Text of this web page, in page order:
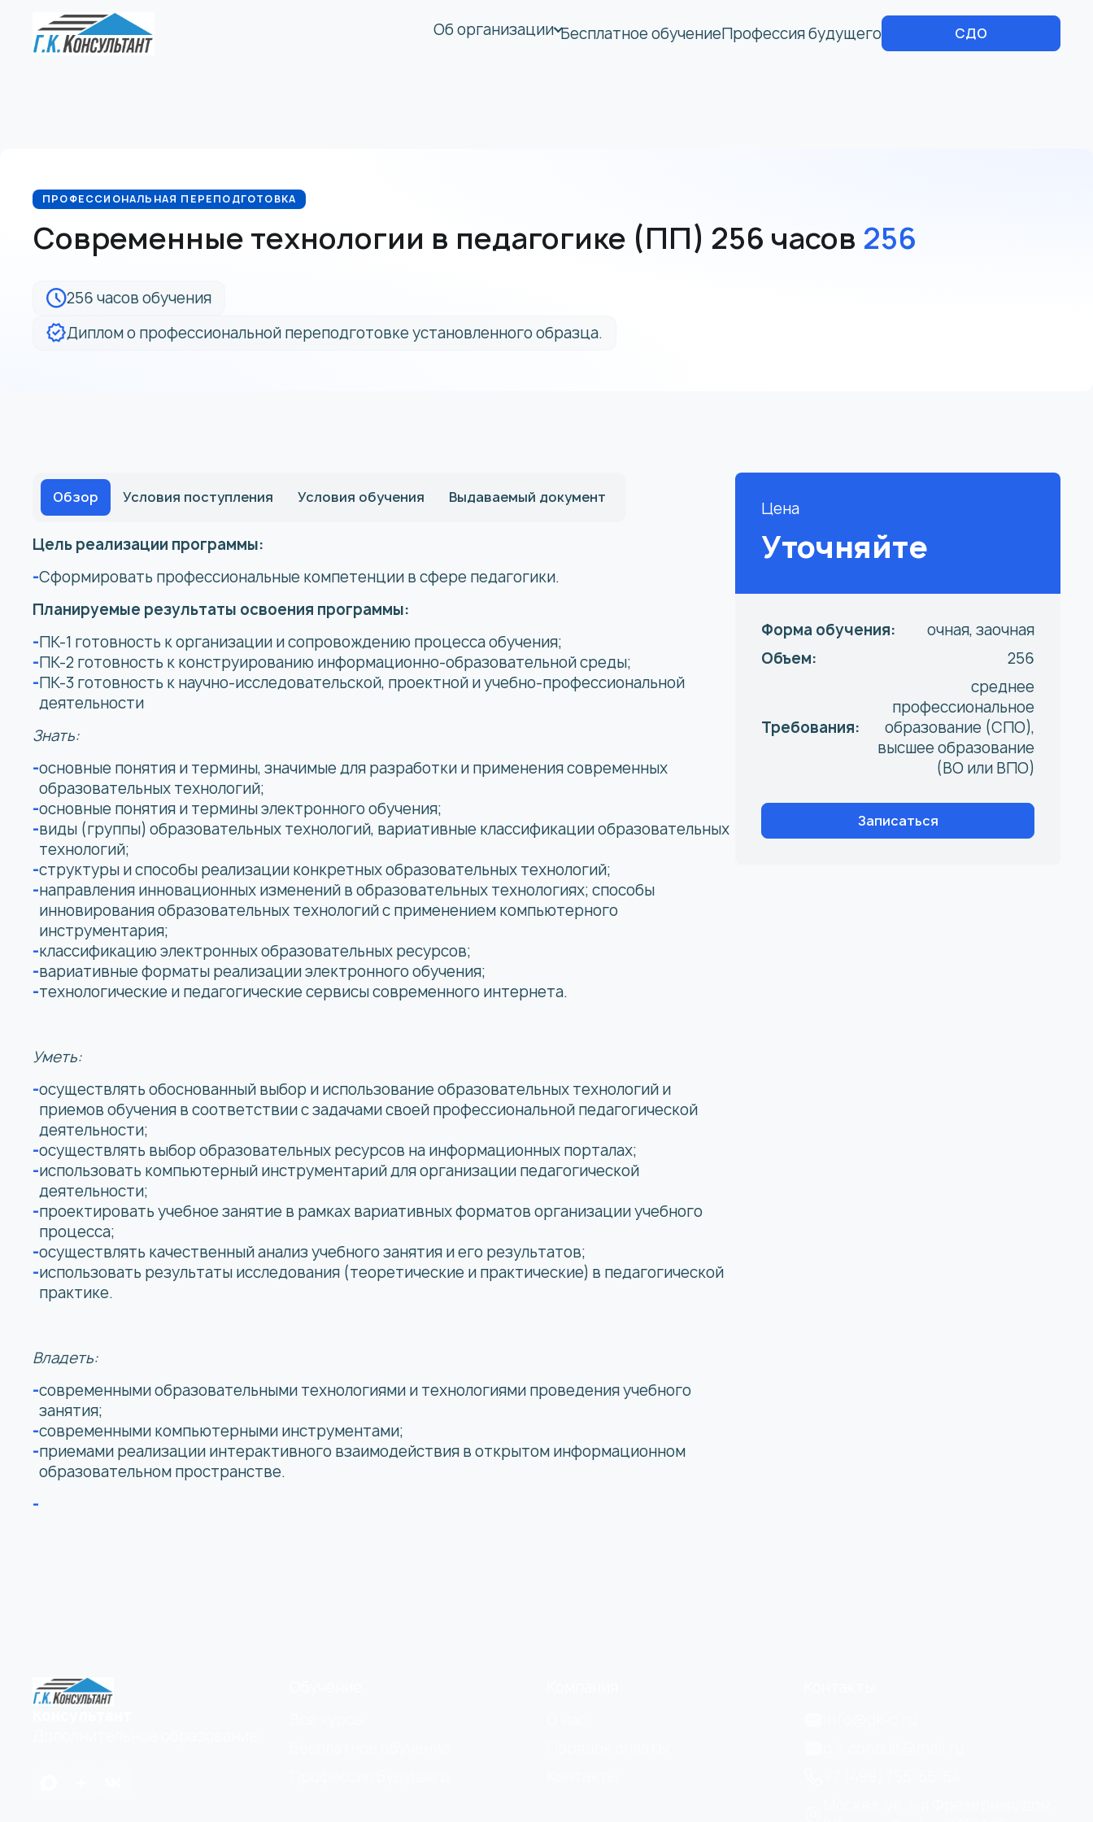
Об организации Бесплатное обучениеПрофессия будущего СДО
ПРОФЕССИОНАЛЬНАЯ ПЕРЕПОДГОТОВКА
Современные технологии в педагогике (ПП) 256 часов 256
256 часов обучения
Диплом о профессиональной переподготовке установленного образца.
Обзор Условия поступления Условия обучения Выдаваемый документ
Цель реализации программы:
Сформировать профессиональные компетенции в сфере педагогики.
Планируемые результаты освоения программы:
ПК-1 готовность к организации и сопровождению процесса обучения;
ПК-2 готовность к конструированию информационно-образовательной среды;
ПК-3 готовность к научно-исследовательской, проектной и учебно-профессиональной
деятельности
Знать:
основные понятия и термины, значимые для разработки и применения современных
образовательных технологий;
основные понятия и термины электронного обучения;
виды (группы) образовательных технологий, вариативные классификации образовательных
технологий;
структуры и способы реализации конкретных образовательных технологий;
направления инновационных изменений в образовательных технологиях; способы
инновирования образовательных технологий с применением компьютерного
инструментария;
классификацию электронных образовательных ресурсов;
вариативные форматы реализации электронного обучения;
технологические и педагогические сервисы современного интернета.
Уметь:
осуществлять обоснованный выбор и использование образовательных технологий и
приемов обучения в соответствии с задачами своей профессиональной педагогической
деятельности;
осуществлять выбор образовательных ресурсов на информационных порталах;
использовать компьютерный инструментарий для организации педагогической
деятельности;
проектировать учебное занятие в рамках вариативных форматов организации учебного
процесса;
осуществлять качественный анализ учебного занятия и его результатов;
использовать результаты исследования (теоретические и практические) в педагогической
практике.
Владеть:
современными образовательными технологиями и технологиями проведения учебного
занятия;
современными компьютерными инструментами;
приемами реализации интерактивного взаимодействия в открытом информационном
образовательном пространстве.
Цена
Уточняйте
Форма обучения:
очная, заочная
Объем:
256
Требования:
среднее
профессиональное
образование (СПО),
высшее образование
(ВО или ВПО)
Записаться